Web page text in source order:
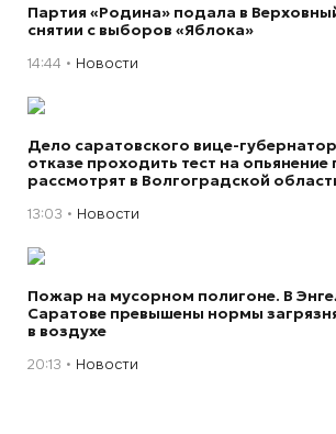
Партия «Родина» подала в
снятии с выборов «Яблока»
14:44 Новости
Дело саратовского вице-
отказе проходить тест на
рассмотрят в Волгоградской
13:03 Новости
Пожар на мусорном полигоне. В
Саратове превышены нормы
в воздухе
20:13 Новости